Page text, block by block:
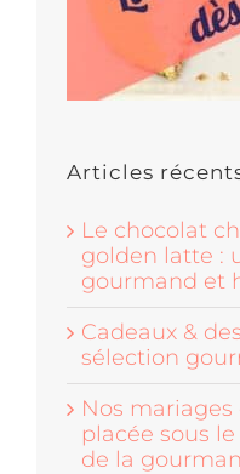
Articles
Le chocolat
golden latte :
gourmand et
Cadeaux &
sélection
Nos mariages
placée sous
de la